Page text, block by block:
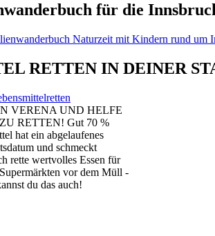
für die
RETTEN IN DEINER
VERENA UND HELFE
RETTEN! Gut 70 %
hat ein abgelaufenes
und schmeckt
rette wertvolles Essen für
vor dem Müll -
du das auch!